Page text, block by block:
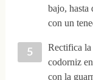
bajo, hasta
con un
Rectifica la
codorniz
con la